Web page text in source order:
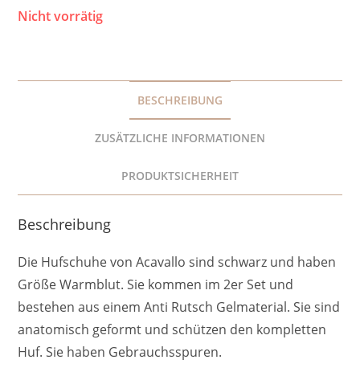
Nicht vorrätig
BESCHREIBUNG
ZUSÄTZLICHE INFORMATIONEN
PRODUKTSICHERHEIT
Beschreibung
Die Hufschuhe von Acavallo sind schwarz und haben
Größe Warmblut. Sie kommen im 2er Set und
bestehen aus einem Anti Rutsch Gelmaterial. Sie sind
anatomisch geformt und schützen den kompletten
Huf. Sie haben Gebrauchsspuren.